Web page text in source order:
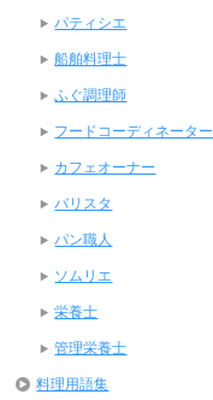
パティシエ
船舶料理士
ふぐ調理師
フードコーディネーター
カフェオーナー
バリスタ
パン職人
ソムリエ
栄養士
管理栄養士
料理用語集